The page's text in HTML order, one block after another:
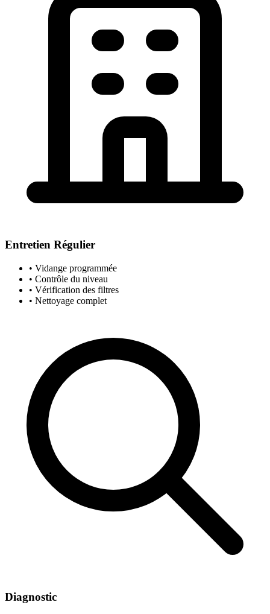
Entretien Régulier
• Vidange programmée
• Contrôle du niveau
• Vérification des filtres
• Nettoyage complet
Diagnostic